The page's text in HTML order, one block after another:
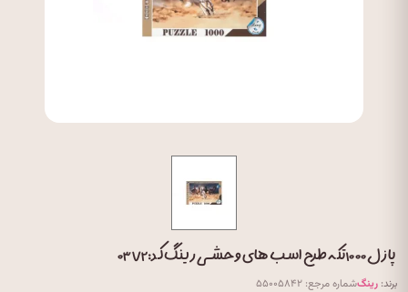
پازل ۱۰۰۰ تکه طرح اسب های وحشی رینگ کد: ۰۳۷۲
برند: رینگشماره مرجع: ۵۵۰۰۵۸۴۲